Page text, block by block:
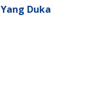
Duka